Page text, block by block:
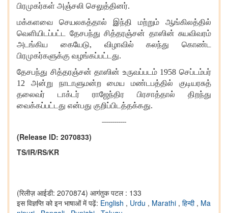
பிரமுகர்கள் அஞ்சலி செலுத்தினர்.
மக்களவை செயலகத்தால் இந்தி மற்றும் ஆங்கிலத்தில்
வெளியிடப்பட்ட தேசபந்து சித்தரஞ்சன் தாஸின் சுயவிவரம்
அடங்கிய கையேடு, விழாவில் கலந்து கொண்ட
பிரமுகர்களுக்கு வழங்கப்பட்டது.
தேசபந்து சித்தரஞ்சன் தாஸின் உருவப்படம் 1958செப்டம்பர்
12 அன்று நாடாளுமன்ற மைய மண்டபத்தில் குடியரசுத்
தலைவர் டாக்டர் ராஜேந்திர பிரசாத்தால் திறந்து
வைக்கப்பட்டது என்பது குறிப்பிடத்தக்கது.
------------
(Release ID: 2070833)
TS/IR/RS/KR
(रिलीज़ आईडी: 2070874) आगंतुक पटल : 133
इस विज्ञप्ति को इन भाषाओं में पढ़ें: English , Urdu , Marathi , हिन्दी , Ma